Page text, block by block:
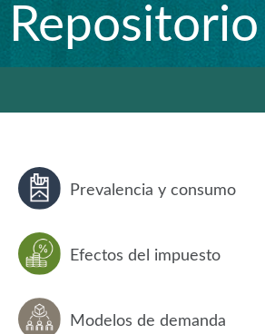
Repositorio
Prevalencia y consumo
Efectos del impuesto
Modelos de demanda